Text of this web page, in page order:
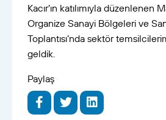
Kacır’ın katılımıyla düzenlenen
Organize Sanayi Bölgeleri ve
Toplantısı’nda sektör
geldik.
Paylaş